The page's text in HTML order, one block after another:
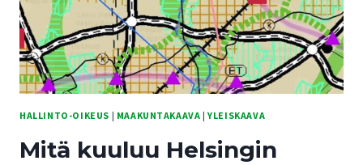
HALLINTO-OIKEUS | MAAKUNTAKAAVA |YLEISKAAVA
Mitä kuuluu Helsingin